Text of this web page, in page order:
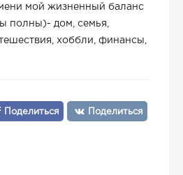
мой жизненный баланс
полны)- дом, семья,
хоббли, финансы,
Поделиться Поделиться